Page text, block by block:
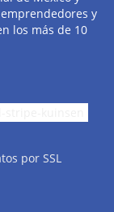
y
los más de 10
por SSL